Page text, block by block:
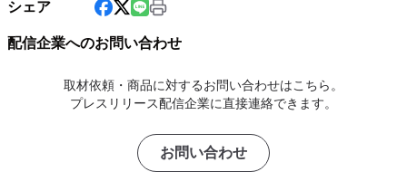
シェア
配信企業へのお問い合わせ
取材依頼・商品に対するお問い合わせはこちら。
プレスリリース配信企業に直接連絡できます。
お問い合わせ